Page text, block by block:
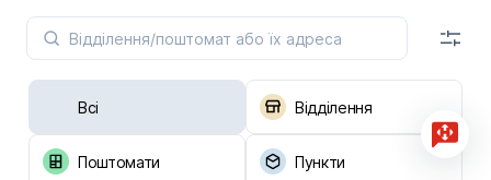
Всі Відділення
Поштомати Пункти